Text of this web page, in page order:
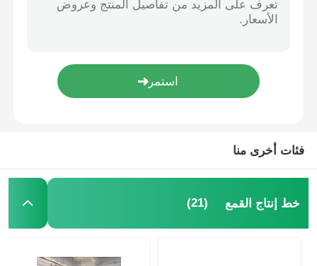
آلة التغليف
آلة الكابلات
فئات أخرى منا
خط إنتاج القمع (21)